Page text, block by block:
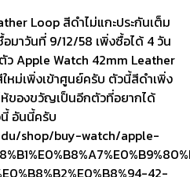
Loop สีดำไม่แกะประกันเต็ม
อมาวันที่ 9/12/58 เพิ่งซื้อได้ 4 วัน
ว Apple Watch 42mm Leather
หม่เพิ่งเข้าศูนย์ครับ ตัวนี้สีดำเพิ่ง
ห้ของขวัญเป็นอีกตัวที่อยากได้
อันนี้ครับ
shop/buy-watch/apple-
42-